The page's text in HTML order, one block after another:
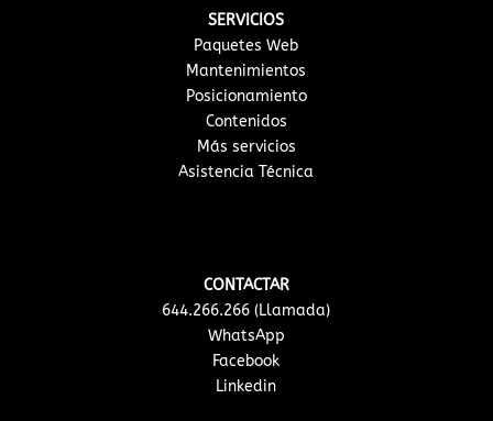
SERVICIOS
Paquetes Web
Mantenimientos
Posicionamiento
Contenidos
Más servicios
Asistencia Técnica
CONTACTAR
644.266.266 (Llamada)
WhatsApp
Facebook
Linkedin